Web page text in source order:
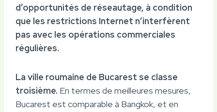
d’opportunités de réseautage, à condition
que les restrictions Internet n’interfèrent
pas avec les opérations commerciales
régulières.
La ville roumaine de Bucarest se classe
troisième. En termes de meilleures mesures,
Bucarest est comparable à Bangkok, et en